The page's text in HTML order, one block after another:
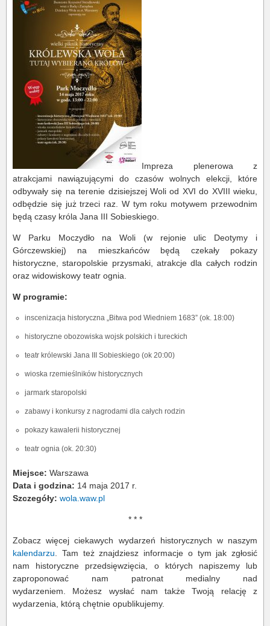
Impreza plenerowa z
atrakcjami nawiązującymi do czasów wolnych elekcji, które
odbywały się na terenie dzisiejszej Woli od XVI do XVIII wieku,
odbędzie się już trzeci raz. W tym roku motywem przewodnim
będą czasy króla Jana III Sobieskiego.
W Parku Moczydło na Woli (w rejonie ulic Deotymy i
Górczewskiej) na mieszkańców będą czekały pokazy
historyczne, staropolskie przysmaki, atrakcje dla całych rodzin
oraz widowiskowy teatr ognia.
W programie:
inscenizacja historyczna „Bitwa pod Wiedniem 1683” (ok. 18:00)
historyczne obozowiska wojsk polskich i tureckich
teatr królewski Jana III Sobieskiego (ok 20:00)
wioska rzemieślników historycznych
jarmark staropolski
zabawy i konkursy z nagrodami dla całych rodzin
pokazy kawalerii historycznej
teatr ognia (ok. 20:30)
Miejsce: Warszawa
Data i godzina: 14 maja 2017 r.
Szczegóły: wola.waw.pl
* * *
Zobacz więcej ciekawych wydarzeń historycznych w naszym
kalendarzu . Tam też znajdziesz informacje o tym jak zgłosić
nam historyczne przedsięwzięcia, o których napiszemy lub
zaproponować nam patronat medialny nad
wydarzeniem. Możesz wysłać nam także Twoją relację z
wydarzenia, którą chętnie opublikujemy.